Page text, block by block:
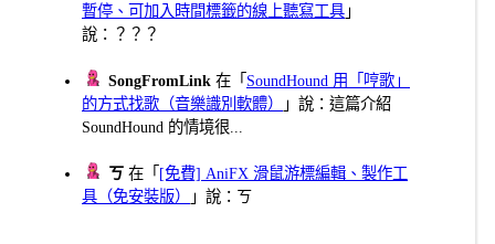
暫停、可加入時間標籤的線上聽寫工具 」
說：？？？
SongFromLink 在「 SoundHound 用「哼歌」
的方式找歌（音樂識別軟體）
」說：這篇介紹
SoundHound 的情境很...
ㄎ 在「 [免費] AniFX 滑鼠游標編輯、製作工
具（免安裝版）
」說：ㄎ